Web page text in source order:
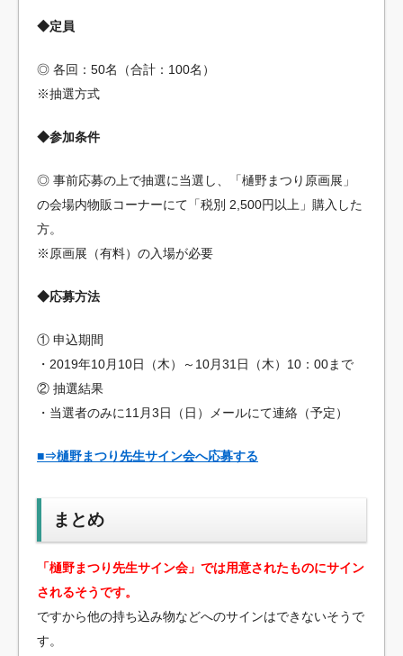
◆定員
◎ 各回：50名（合計：100名）
※抽選方式
◆参加条件
◎ 事前応募の上で抽選に当選し、「樋野まつり原画展」
の会場内物販コーナーにて「税別 2,500円以上」購入した
方。
※原画展（有料）の入場が必要
◆応募方法
① 申込期間
・2019年10月10日（木）～10月31日（木）10：00まで
② 抽選結果
・当選者のみに11月3日（日）メールにて連絡（予定）
■⇒樋野まつり先生サイン会へ応募する
まとめ
「樋野まつり先生サイン会」では用意されたものにサイン
されるそうです。
ですから他の持ち込み物などへのサインはできないそうで
す。